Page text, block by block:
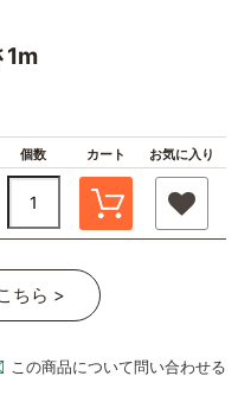
1m
個数 カート お気に入り
ちら >
この商品について問い合わせる